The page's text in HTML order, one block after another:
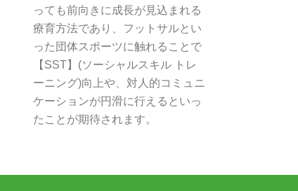
っても前向きに成長が見込まれる
療育方法であり、フットサルとい
った団体スポーツに触れることで
【SST】(ソーシャルスキル トレ
ーニング)向上や、対人的コミュニ
ケーションが円滑に行えるといっ
たことが期待されます。